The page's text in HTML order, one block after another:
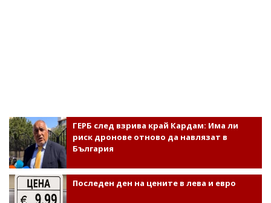
ГЕРБ след взрива край Кардам: Има ли
риск дронове отново да навлязат в
България
Последен ден на цените в лева и евро